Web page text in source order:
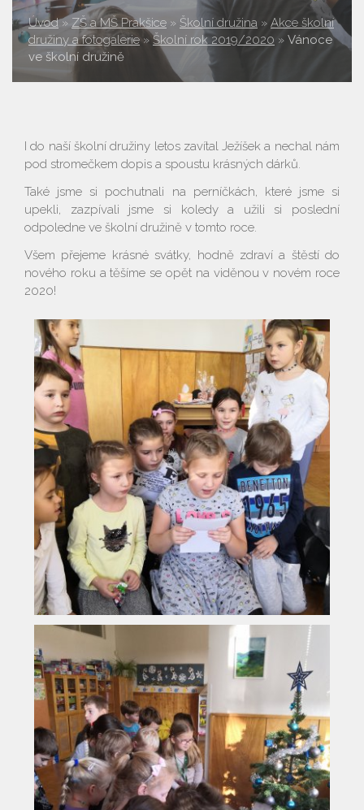
Úvod » ZŠ a MŠ Prakšice » Školní družina » Akce školní
družiny a fotogalerie » Školní rok 2019/2020 » Vánoce
ve školní družině
I do naší školní družiny letos zavítal Ježíšek a nechal nám
pod stromečkem dopis a spoustu krásných dárků.
Také jsme si pochutnali na perníčkách, které jsme si
upekli, zazpívali jsme si koledy a užili si poslední
odpoledne ve školní družině v tomto roce.
Všem přejeme krásné svátky, hodně zdraví a štěstí do
nového roku a těšíme se opět na viděnou v novém roce
2020!